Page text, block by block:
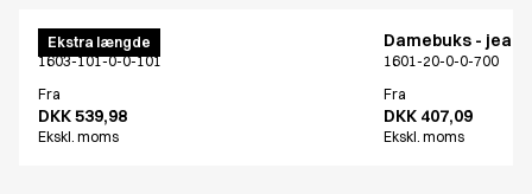
Ekstra længde
Damebuks
1603-101-0-0-101
Fra
DKK 539,98
Ekskl. moms
Damebuks -
1601-20-0-0-700
Fra
DKK 407,09
Ekskl. moms